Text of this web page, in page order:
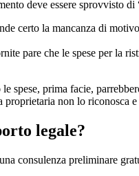
deve essere sprovvisto di
certo la mancanza di
pare che le spese per la
spese, prima facie,
proprietaria non lo riconosca
legale?
consulenza preliminare